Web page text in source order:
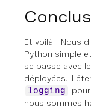
Et voilà ! Nous
Python simple
se passe avec
déployées. Il
logging
nous sommes